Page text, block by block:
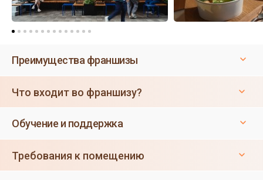
Преимущества франшизы
Что входит во франшизу?
Обучение и поддержка
Требования к помещению